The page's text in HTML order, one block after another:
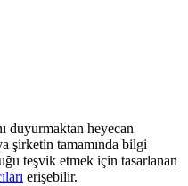
duyurmaktan heyecan
şirketin tamamında bilgi
teşvik etmek için tasarlanan
erişebilir.